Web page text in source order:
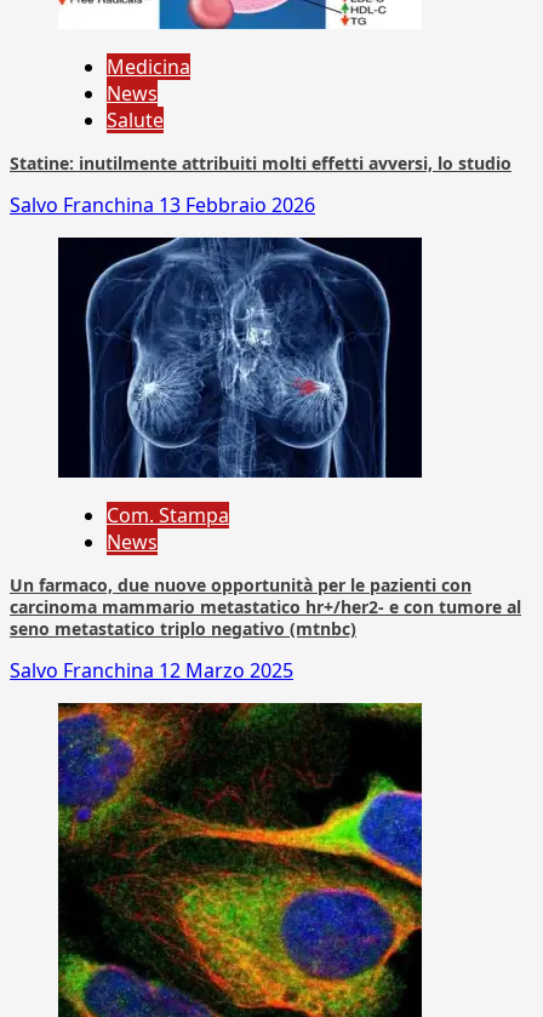
Medicina
News
Salute
Statine: inutilmente attribuiti molti effetti avversi, lo studio
Salvo Franchina 13 Febbraio 2026
Com. Stampa
News
Un farmaco, due nuove opportunità per le pazienti con
carcinoma mammario metastatico hr+/her2- e con tumore al
seno metastatico triplo negativo (mtnbc)
Salvo Franchina 12 Marzo 2025